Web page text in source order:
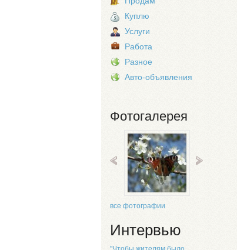
Куплю
Услуги
Работа
Разное
Авто-объявления
Фотогалерея
все фотографии
Интервью